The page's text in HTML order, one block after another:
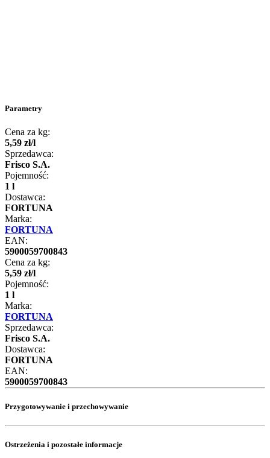
Parametry
Cena za kg:
5,59 zł/l
Sprzedawca:
Frisco S.A.
Pojemność:
1 l
Dostawca:
FORTUNA
Marka:
FORTUNA
EAN:
5900059700843
Cena za kg:
5,59 zł/l
Pojemność:
1 l
Marka:
FORTUNA
Sprzedawca:
Frisco S.A.
Dostawca:
FORTUNA
EAN:
5900059700843
Przygotowywanie i przechowywanie
Ostrzeżenia i pozostałe informacje